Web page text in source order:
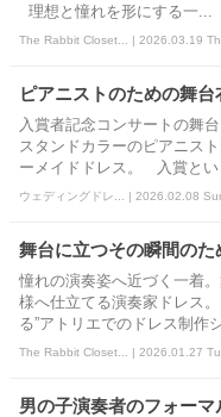
理想と憧れを形にする一...
The Rabbit Closet... | 2026.03.19
ピアニストのための舞台
入賞者記念コンサートの舞
スタンドカラーのピアニス
ーメイドドレス。 入賞とい
ウェディングドレ... | 2026.02.08
舞台に立つその瞬間のた
憧れの演奏姿へ近づく一着
様へ仕立てる演奏家ドレス
る”アトリエでのドレス制作
The Rabbit Closet... | 2026.01.27
男の子演奏者のフォーマ